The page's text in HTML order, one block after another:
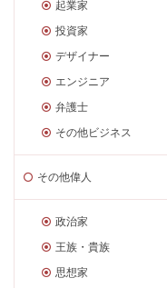
起業家
投資家
デザイナー
エンジニア
弁護士
その他ビジネス
その他偉人
政治家
王族・貴族
思想家